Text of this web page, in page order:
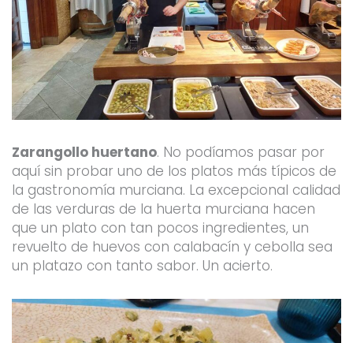
Zarangollo huertano. No podíamos pasar por
aquí sin probar uno de los platos más típicos de
la gastronomía murciana. La excepcional calidad
de las verduras de la huerta murciana hacen
que un plato con tan pocos ingredientes, un
revuelto de huevos con calabacín y cebolla sea
un platazo con tanto sabor. Un acierto.